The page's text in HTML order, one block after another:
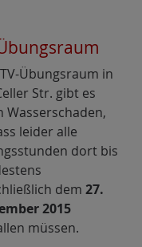
Übungsraum in
Str. gibt es
Wasserschaden,
leider alle
dort bis
dem 27.
2015
müssen.